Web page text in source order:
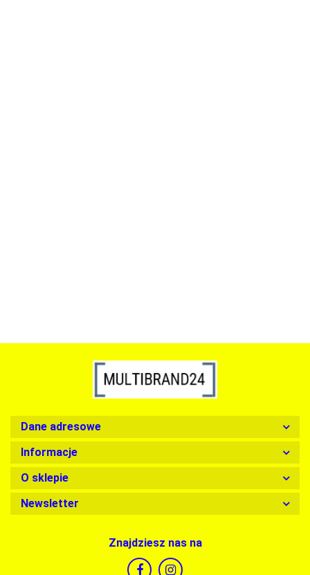
Dane adresowe
Informacje
O sklepie
Newsletter
Znajdziesz nas na